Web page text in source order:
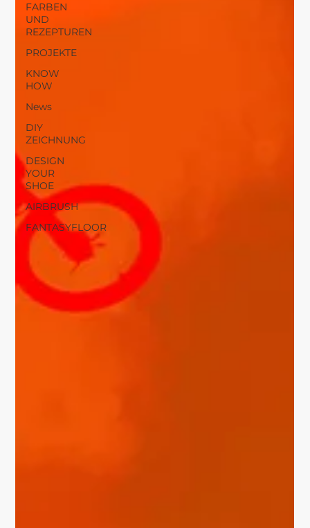
FARBEN
UND
REZEPTUREN
PROJEKTE
KNOW
HOW
News
DIY
ZEICHNUNG
DESIGN
YOUR
SHOE
AIRBRUSH
FANTASYFLOOR